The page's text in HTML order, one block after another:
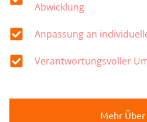
Abwicklung
Anpassung an
Verantwortungsvoller
Mehr Über